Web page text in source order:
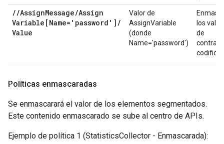
//AssignMessage/Assign
Variable[Name='password'] /
Value
Valor de
AssignVariable
(donde
Name='password')
los
de
Políticas enmascaradas
Se enmascarará el valor de los elementos segmentados.
Este contenido enmascarado se sube al centro de APIs.
Ejemplo de política 1 (StatisticsCollector - Enmascarada):